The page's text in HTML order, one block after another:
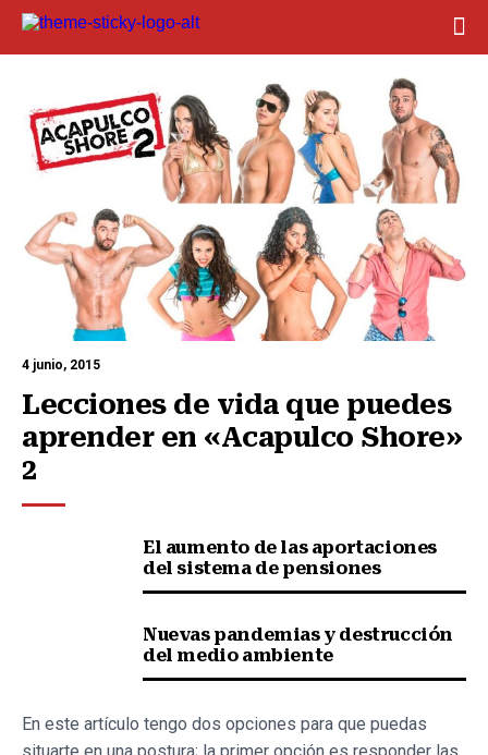
4 junio, 2015
Lecciones de vida que puedes
aprender en «Acapulco Shore»
2
El aumento de las aportaciones
del sistema de pensiones
Nuevas pandemias y destrucción
del medio ambiente
En este artículo tengo dos opciones para que puedas